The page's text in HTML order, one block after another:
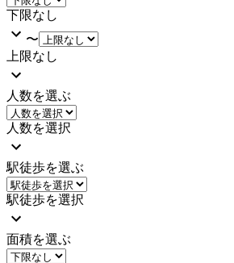
下限なし
〜
上限なし
人数を選ぶ
人数を選択
駅徒歩を選ぶ
駅徒歩を選択
面積を選ぶ